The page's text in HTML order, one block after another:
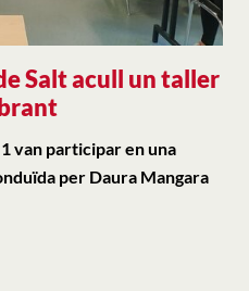
Salt acull un taller
van participar en una
per Daura Mangara